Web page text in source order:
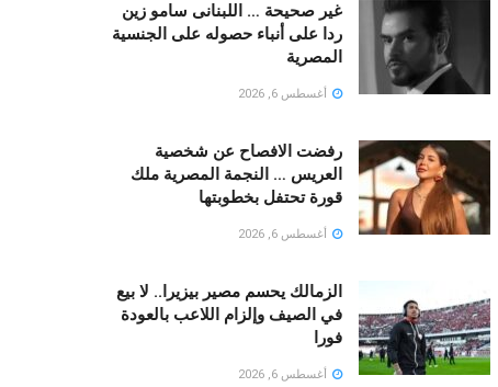
غير صحيحة … اللبنانى سامو زين
ردا على أنباء حصوله على الجنسية
المصرية
أغسطس 6, 2026
رفضت الافصاح عن شخصية
العريس … النجمة المصرية ملك
قورة تحتفل بخطوبتها
أغسطس 6, 2026
الزمالك يحسم مصير بيزيرا.. لا بيع
في الصيف وإلزام اللاعب بالعودة
فورا
أغسطس 6, 2026